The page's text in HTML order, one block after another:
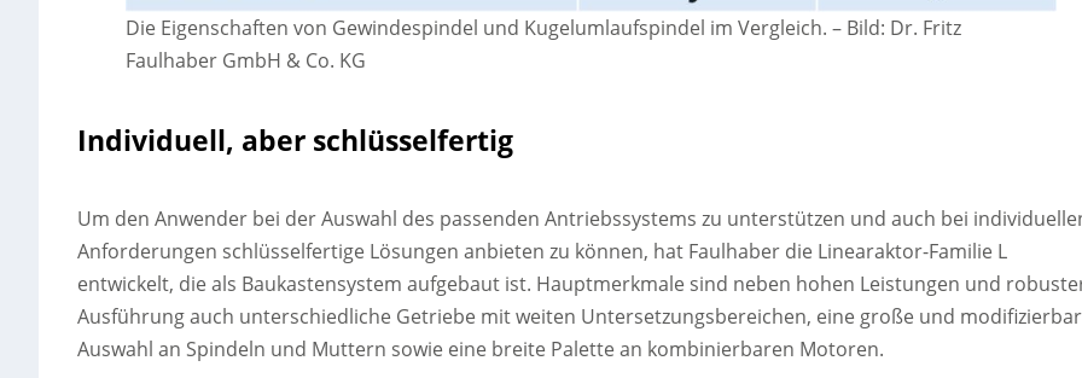
Die Eigenschaften von Gewindespindel und Kugelumlaufspindel im Vergleich. – Bild: Dr. Fritz
Faulhaber GmbH & Co. KG
Individuell, aber schlüsselfertig
Um den Anwender bei der Auswahl des passenden Antriebssystems zu unterstützen und auch bei
Anforderungen schlüsselfertige Lösungen anbieten zu können, hat Faulhaber die Linearaktor-Familie L
entwickelt, die als Baukastensystem aufgebaut ist. Hauptmerkmale sind neben hohen Leistungen und
Ausführung auch unterschiedliche Getriebe mit weiten Untersetzungsbereichen, eine große und
Auswahl an Spindeln und Muttern sowie eine breite Palette an kombinierbaren Motoren.